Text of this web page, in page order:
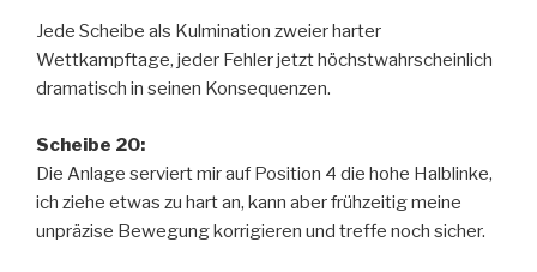
Jede Scheibe als Kulmination zweier harter
Wettkampftage, jeder Fehler jetzt höchstwahrscheinlich
dramatisch in seinen Konsequenzen.
Scheibe 20:
Die Anlage serviert mir auf Position 4 die hohe Halblinke,
ich ziehe etwas zu hart an, kann aber frühzeitig meine
unpräzise Bewegung korrigieren und treffe noch sicher.